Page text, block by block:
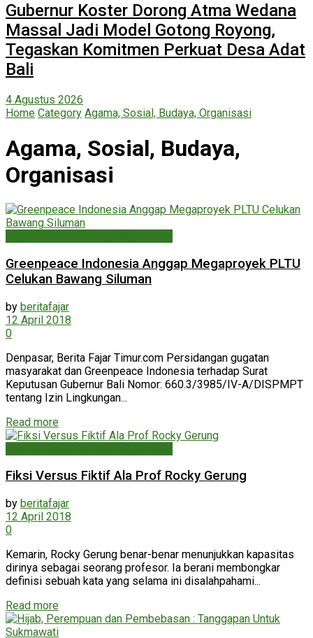
Gubernur Koster Dorong Atma Wedana
Massal Jadi Model Gotong Royong,
Tegaskan Komitmen Perkuat Desa Adat
Bali
4 Agustus 2026
Home Category Agama, Sosial, Budaya, Organisasi
Agama, Sosial, Budaya,
Organisasi
Greenpeace Indonesia Anggap Megaproyek PLTU
Celukan Bawang Siluman
by beritafajar
12 April 2018
0
Denpasar, Berita Fajar Timur.com Persidangan gugatan
masyarakat dan Greenpeace Indonesia terhadap Surat
Keputusan Gubernur Bali Nomor: 660.3/3985/IV-A/DISPMPT
tentang Izin Lingkungan...
Read more
Fiksi Versus Fiktif Ala Prof Rocky Gerung
by beritafajar
12 April 2018
0
Kemarin, Rocky Gerung benar-benar menunjukkan kapasitas
dirinya sebagai seorang profesor. Ia berani membongkar
definisi sebuah kata yang selama ini disalahpahami...
Read more